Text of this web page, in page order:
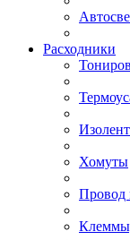
Расходники
Хомуты
Провод